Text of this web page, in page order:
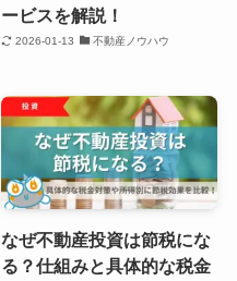
ービスを解説！
2026-01-13 不動産ノウハウ
なぜ不動産投資は節税にな
る？仕組みと具体的な税金